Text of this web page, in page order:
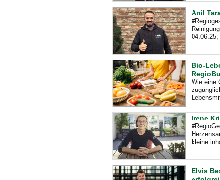
Anil
04.06.25,
Bio-
Wie eine
Irene
kleine
Elvis